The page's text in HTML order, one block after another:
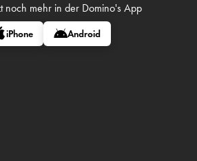
noch mehr in der Domino's App
iPhone Android